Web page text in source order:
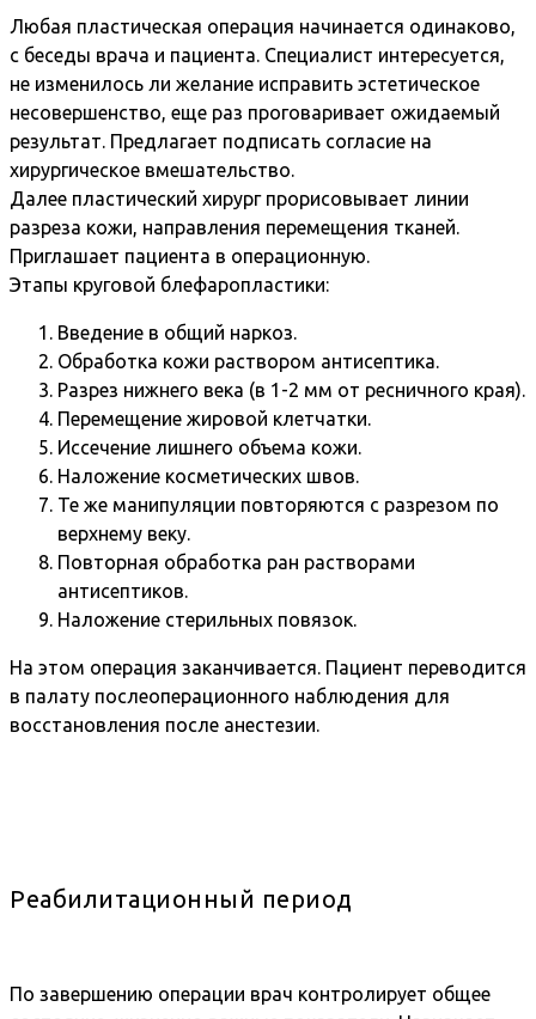
Любая пластическая операция начинается одинаково,
с беседы врача и пациента. Специалист интересуется,
не изменилось ли желание исправить эстетическое
несовершенство, еще раз проговаривает ожидаемый
результат. Предлагает подписать согласие на
хирургическое вмешательство.
Далее пластический хирург прорисовывает линии
разреза кожи, направления перемещения тканей.
Приглашает пациента в операционную.
Этапы круговой блефаропластики:
Введение в общий наркоз.
Обработка кожи раствором антисептика.
Разрез нижнего века (в 1-2 мм от ресничного края).
Перемещение жировой клетчатки.
Иссечение лишнего объема кожи.
Наложение косметических швов.
Те же манипуляции повторяются с разрезом по
верхнему веку.
Повторная обработка ран растворами
антисептиков.
Наложение стерильных повязок.
На этом операция заканчивается. Пациент переводится
в палату послеоперационного наблюдения для
восстановления после анестезии.
Реабилитационный период
По завершению операции врач контролирует общее